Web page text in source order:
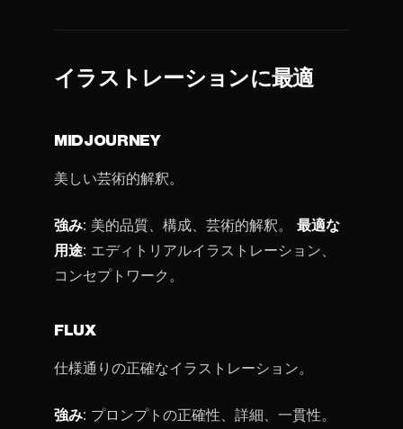
イラストレーションに最適
MIDJOURNEY
美しい芸術的解釈。
強み: 美的品質、構成、芸術的解釈。 最適な
用途: エディトリアルイラストレーション、
コンセプトワーク。
FLUX
仕様通りの正確なイラストレーション。
強み: プロンプトの正確性、詳細、一貫性。